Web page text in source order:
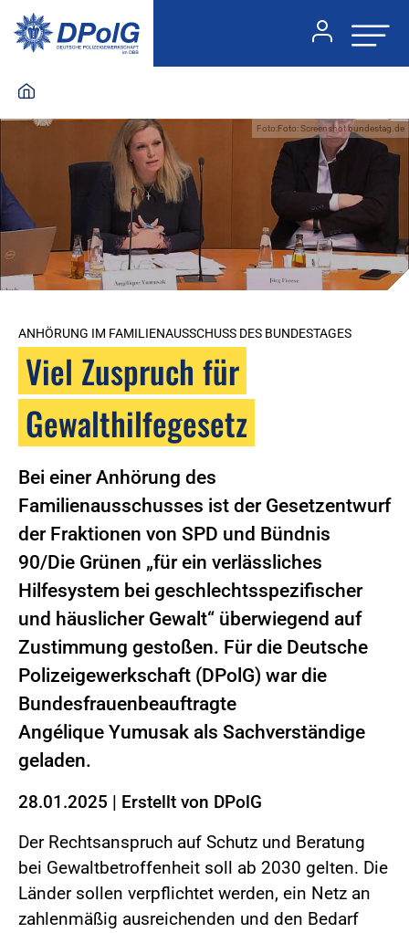
Foto:Foto: Screenshot bundestag.de
ANHÖRUNG IM FAMILIENAUSSCHUSS DES BUNDESTAGES
Viel Zuspruch für
Gewalthilfegesetz
Bei einer Anhörung des
Familienausschusses ist der Gesetzentwurf
der Fraktionen von SPD und Bündnis
90/Die Grünen „für ein verlässliches
Hilfesystem bei geschlechtsspezifischer
und häuslicher Gewalt“ überwiegend auf
Zustimmung gestoßen. Für die Deutsche
Polizeigewerkschaft (DPolG) war die
Bundesfrauenbeauftragte
Angélique Yumusak als Sachverständige
geladen.
28.01.2025 | Erstellt von DPolG
Der Rechtsanspruch auf Schutz und Beratung
bei Gewaltbetroffenheit soll ab 2030 gelten. Die
Länder sollen verpflichtet werden, ein Netz an
zahlenmäßig ausreichenden und den Bedarf